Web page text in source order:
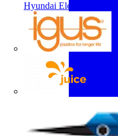
Hyundai Electric